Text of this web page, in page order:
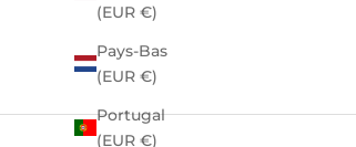
(EUR €)
Pays-Bas
(EUR €)
Portugal
(EUR €)